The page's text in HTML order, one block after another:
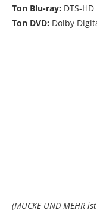
Ton Blu-ray: DTS-
Ton DVD: Dolby
(MUCKE UND MEHR